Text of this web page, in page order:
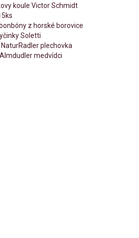
koule Victor Schmidt
z horské borovice
Soletti
plechovka
medvídci